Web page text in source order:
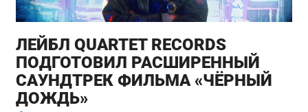
ЛЕЙБЛ QUARTET RECORDS
ПОДГОТОВИЛ РАСШИРЕННЫЙ
САУНДТРЕК ФИЛЬМА «ЧЁРНЫЙ
ДОЖДЬ»